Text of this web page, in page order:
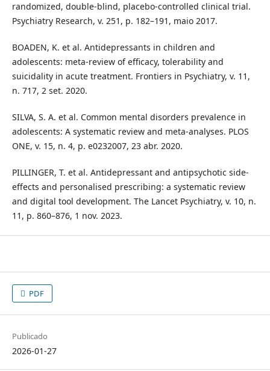
randomized, double-blind, placebo-controlled clinical trial.
Psychiatry Research, v. 251, p. 182–191, maio 2017.
BOADEN, K. et al. Antidepressants in children and
adolescents: meta-review of efficacy, tolerability and
suicidality in acute treatment. Frontiers in Psychiatry, v. 11,
n. 717, 2 set. 2020.
SILVA, S. A. et al. Common mental disorders prevalence in
adolescents: A systematic review and meta-analyses. PLOS
ONE, v. 15, n. 4, p. e0232007, 23 abr. 2020.
PILLINGER, T. et al. Antidepressant and antipsychotic side-
effects and personalised prescribing: a systematic review
and digital tool development. The Lancet Psychiatry, v. 10, n.
11, p. 860–876, 1 nov. 2023.
PDF
Publicado
2026-01-27